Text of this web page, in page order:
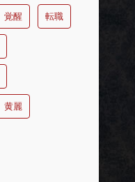
覚醒 転職
黄麗